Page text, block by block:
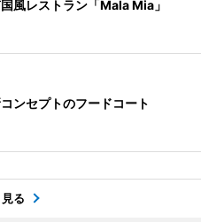
風レストラン「Mala Mia」
ンセプトのフードコート
る